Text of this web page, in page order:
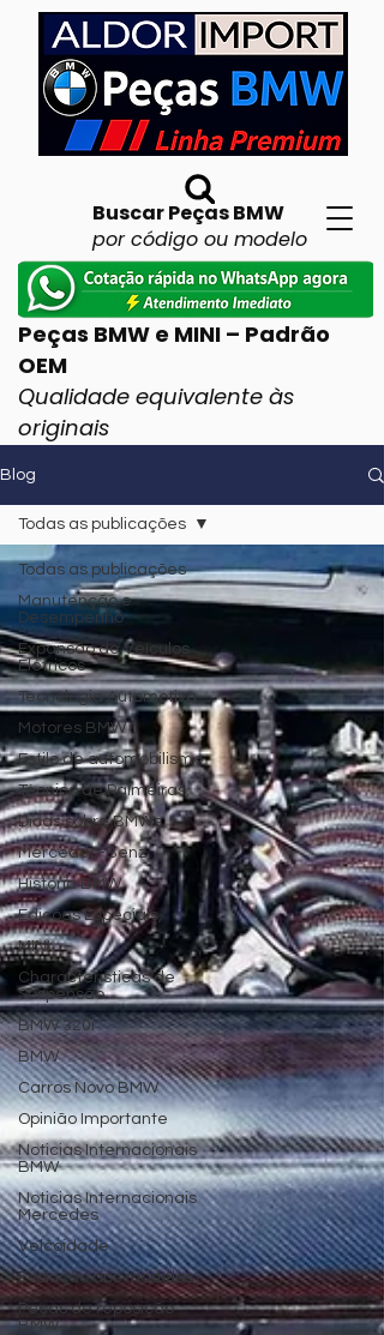
Buscar Peças BMW
por código ou modelo
Peças BMW e MINI – Padrão
OEM
Qualidade equivalente às
originais
Blog
Todas as publicações
Manutenção e
Desempenho
Expansão de Veículos
Elétricos
Tecnologia Automotiva
Motores BMW
Estilo de automobilismo
Técnico de Palmeiras,
Dicas sobre BMWs
Mercedes-Benz
Historia BMW
Edições Especiais,
MINI
Characteristicas de
Suspensão
BMW 320i
BMW
Carros Novo BMW
Opinião Importante
Noticias Internacionais
BMW
Noticias Internacionais
Mercedes
Velcoidade
Evolução dos modelos
Peças de reposição
BMW
Todas as publicações